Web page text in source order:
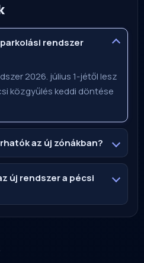
rendszer
2026. július 1-jétől lesz
közgyűlés keddi döntése
az új zónákban?
új rendszer a pécsi